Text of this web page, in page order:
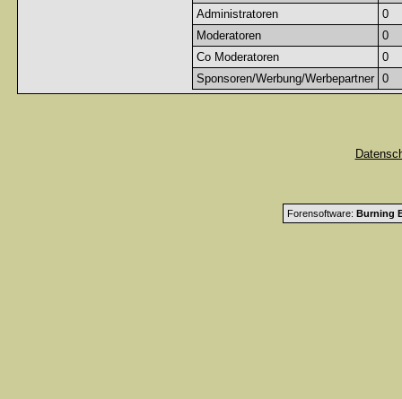
Administratoren
0
Moderatoren
0
Co Moderatoren
0
Sponsoren/Werbung/Werbepartner 0
Forensoftware: Burning